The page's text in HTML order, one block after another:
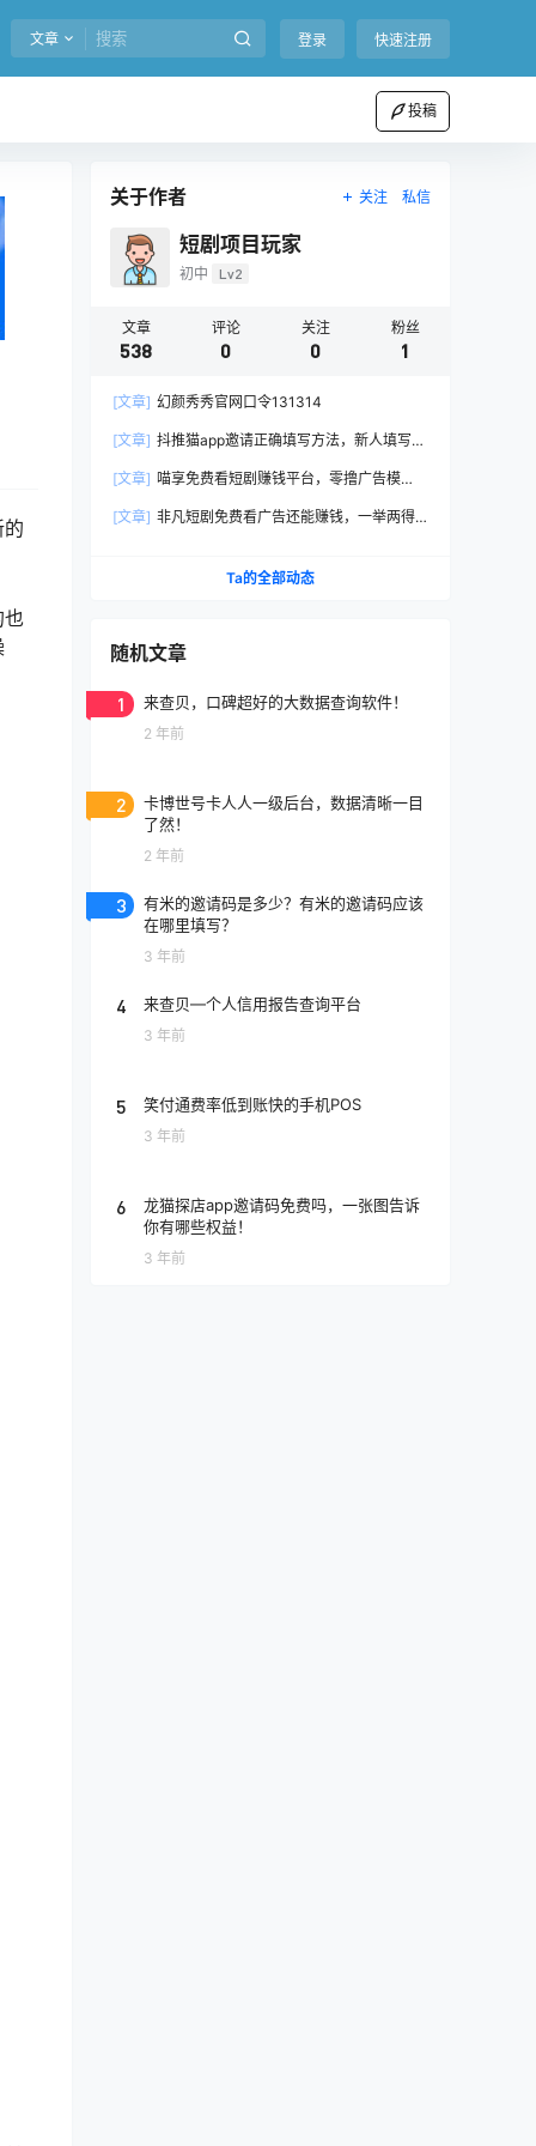
文章 登录 快速注册
投稿
也
关于作者 关注 私信
短剧项目玩家
初中 Lv2
文章
538
评论
0
关注
0
粉丝
1
[文章] 幻颜秀秀官网口令131314
[文章] 抖推猫app邀请正确填写方法，新人填写
[文章] 喵享免费看短剧赚钱平台，零撸广告模
[文章] 非凡短剧免费看广告还能赚钱，一举两得
Ta的全部动态
随机文章
1 来查贝，口碑超好的大数据查询软件！
2 年前
2
卡博世号卡人人一级后台，数据清晰一目
了然！
2 年前
3
有米的邀请码是多少？有米的邀请码应该
在哪里填写？
3 年前
4 来查贝—个人信用报告查询平台
3 年前
5 笑付通费率低到账快的手机POS
3 年前
6
龙猫探店app邀请码免费吗，一张图告诉
你有哪些权益！
3 年前